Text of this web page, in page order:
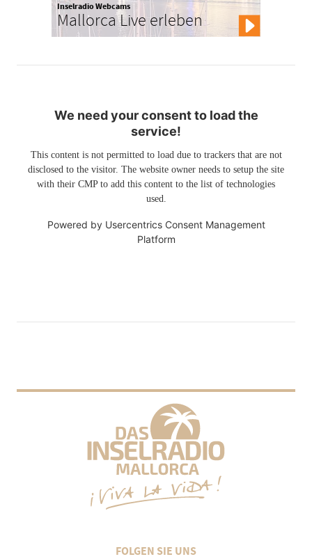
Inselradio Webcams
Mallorca Live erleben
We need your consent to load the
service!
This content is not permitted to load due to trackers that are not
disclosed to the visitor. The website owner needs to setup the site
with their CMP to add this content to the list of technologies
used.
Powered by Usercentrics Consent Management
Platform
FOLGEN SIE UNS